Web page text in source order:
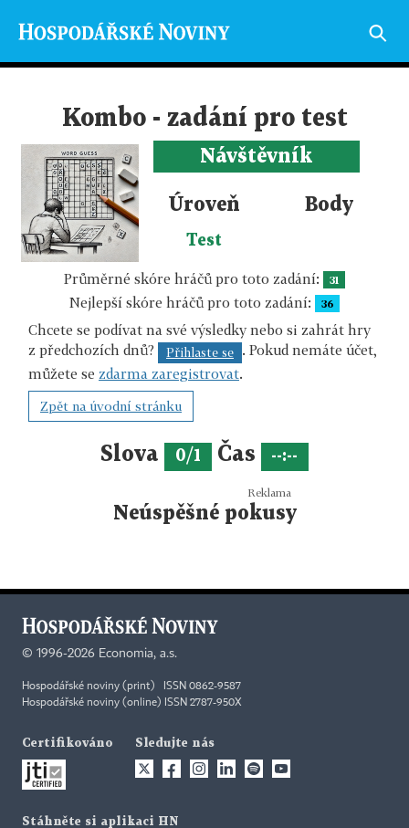
Kombo - zadání pro test
Návštěvník
Úroveň
Test
Body
Průměrné skóre hráčů pro toto zadání: 31
Nejlepší skóre hráčů pro toto zadání: 36
Chcete se podívat na své výsledky nebo si zahrát hry
z předchozích dnů?
Přihlaste se
. Pokud nemáte účet,
můžete se zdarma zaregistrovat.
Zpět na úvodní stránku
Slova 0/1 Čas --:--
Neúspěšné pokusy
© 1996-2026 Economia, a.s.
Hospodářské noviny (print) ISSN 0862-9587
Hospodářské noviny (online) ISSN 2787-950X
Certifikováno Sledujte nás
Stáhněte si aplikaci HN